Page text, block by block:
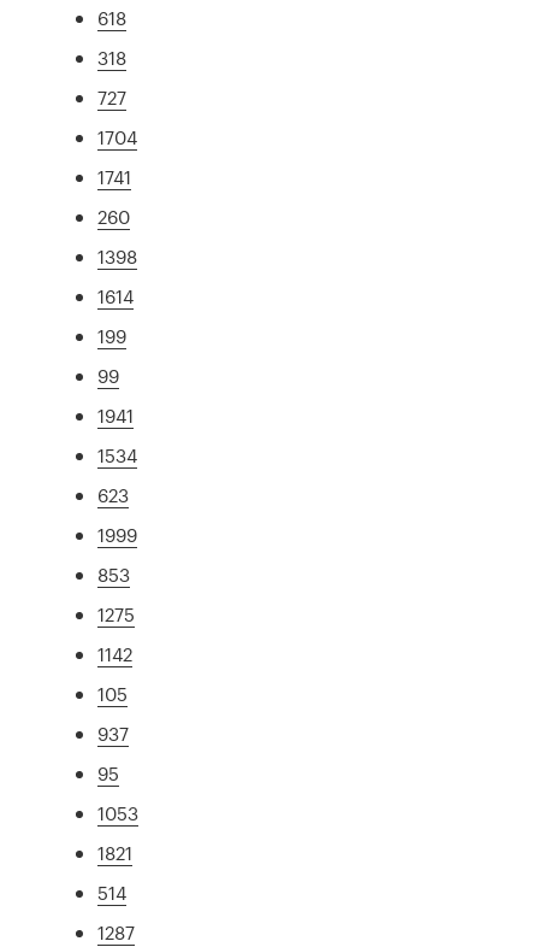
618
318
727
1704
1741
260
1398
1614
199
99
1941
1534
623
1999
853
1275
1142
105
937
95
1053
1821
514
1287